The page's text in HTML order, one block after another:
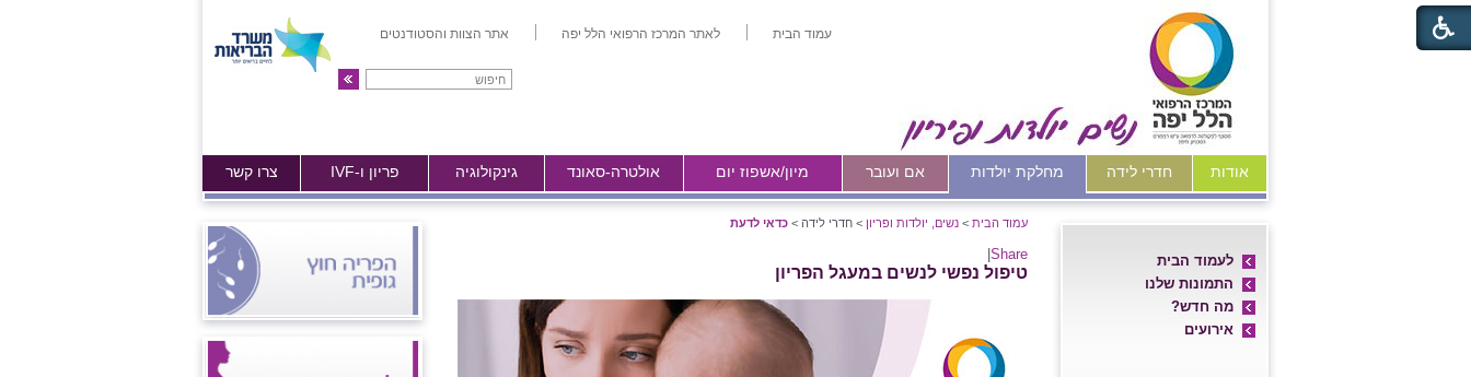
עמוד הבית לאתר המרכז הרפואי הלל יפה אתר הצוות והסטודנטים
אודות חדרי לידה מחלקת יולדות אם ועובר מיון/אשפוז יום אולטרה-סאונד גינקולוגיה פריון ו-IVF צרו קשר
לעמוד הבית
התמונות שלנו
מה חדש?
אירועים
עמוד הבית > נשים, יולדות ופריון > חדרי לידה > כדאי לדעת
Share
טיפול נפשי לנשים במעגל הפריון